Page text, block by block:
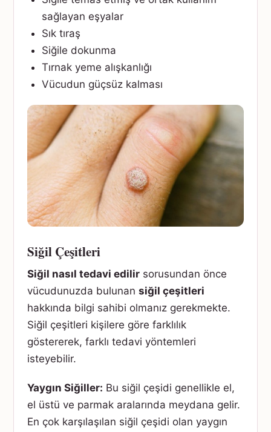
sağlayan eşyalar
Sık tıraş
Siğile dokunma
Tırnak yeme alışkanlığı
Vücudun güçsüz kalması
Siğil Çeşitleri
Siğil nasıl tedavi edilir sorusundan önce
vücudunuzda bulunan siğil çeşitleri
hakkında bilgi sahibi olmanız gerekmekte.
Siğil çeşitleri kişilere göre farklılık
göstererek, farklı tedavi yöntemleri
isteyebilir.
Yaygın Siğiller: Bu siğil çeşidi genellikle el,
el üstü ve parmak aralarında meydana gelir.
En çok karşılaşılan siğil çeşidi olan yaygın